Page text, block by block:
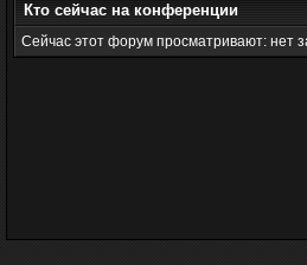
Кто сейчас на конференции
Сейчас этот форум просматривают: нет